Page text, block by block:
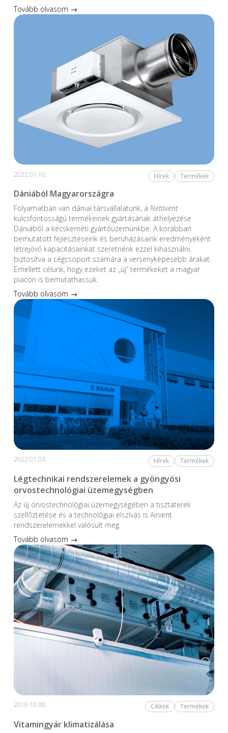
Tovább olvasom →
2022.01.10. Hírek Termékek
Dániából Magyarországra
Folyamatban van dániai társvállalatunk, a Netavent
kulcsfontosságú termékeinek gyártásának áthelyezése
Dániából a kecskeméti gyártóüzemünkbe. A korábban
bemutatott fejlesztéseink és beruházásaink eredményeként
létrejövő kapacitásainkat szeretnénk ezzel kihasználni,
biztosítva a cégcsoport számára a versenyképesebb árakat.
Emellett célunk, hogy ezeket az „új” termékeket a magyar
piacon is bemutathassuk.
Tovább olvasom →
2022.01.03. Hírek Termékek
Légtechnikai rendszerelemek a gyöngyösi
orvostechnológiai üzemegységben
Az új orvostechnológiai üzem­egységében a tiszta­terek
szellőztetése és a technológiai elszívás is Airvent
rendszerelemekkel valósult meg.
Tovább olvasom →
2019.10.08. Cikkek Termékek
Vitamingyár klimatizálása